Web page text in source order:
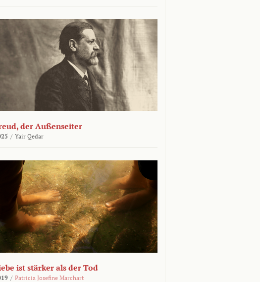
der Außenseiter
/ Yair Qedar
ist stärker als der Tod
/ Patricia Josefine Marchart